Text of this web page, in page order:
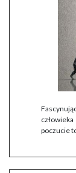
poczucie